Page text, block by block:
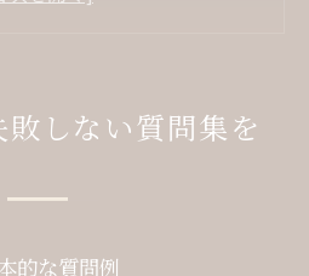
術内容を事前確認
へ伝えるべき要望
しない質問集を
的な質問例